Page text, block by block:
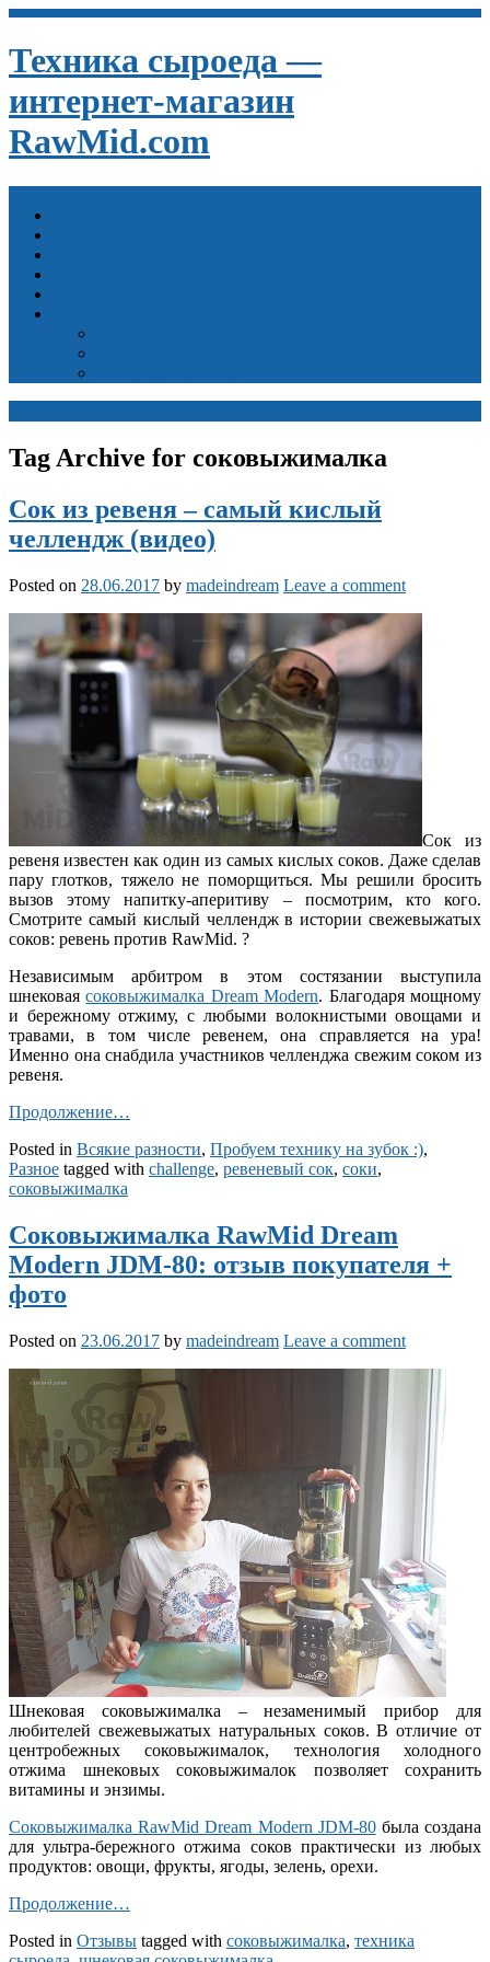
Техника сыроеда —
интернет-магазин
RawMid.com
Tag Archive for соковыжималка
Сок из ревеня – самый кислый
челлендж (видео)
Posted on 28.06.2017 by madeindream Leave a comment
Сок из
ревеня известен как один из самых кислых соков. Даже сделав
пару глотков, тяжело не поморщиться. Мы решили бросить
вызов этому напитку-аперитиву – посмотрим, кто кого.
Смотрите самый кислый челлендж в истории свежевыжатых
соков: ревень против RawMid. ?
Независимым арбитром в этом состязании выступила
шнековаясоковыжималка Dream Modern. Благодаря мощному
и бережному отжиму, с любыми волокнистыми овощами и
травами, в том числе ревенем, она справляется на ура!
Именно она снабдила участников челленджа свежим соком из
ревеня.
Продолжение…
Posted in Всякие разности, Пробуем технику на зубок :),
Разное tagged with challenge, ревеневый сок, соки,
соковыжималка
Соковыжималка RawMid Dream
Modern JDM-80: отзыв покупателя +
фото
Posted on 23.06.2017 by madeindream Leave a comment
Шнековая соковыжималка – незаменимый прибор для
любителей свежевыжатых натуральных соков. В отличие от
центробежных соковыжималок, технология холодного
отжима шнековых соковыжималок позволяет сохранить
витамины и энзимы.
Соковыжималка RawMid Dream Modern JDM-80была создана
для ультра-бережного отжима соков практически из любых
продуктов: овощи, фрукты, ягоды, зелень, орехи.
Продолжение…
Posted in Отзывы tagged with соковыжималка, техника